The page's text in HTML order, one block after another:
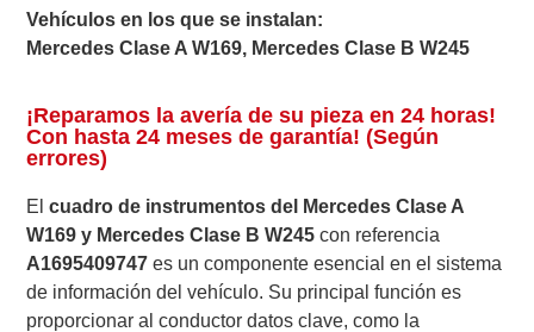
Vehículos en los que se instalan:
Mercedes Clase A W169, Mercedes Clase B W245
¡Reparamos la avería de su pieza en 24 horas!
Con hasta 24 meses de garantía! (Según
errores)
Elcuadro de instrumentos del Mercedes Clase A
W169 y Mercedes Clase B W245con referencia
A1695409747 es un componente esencial en el sistema
de información del vehículo. Su principal función es
proporcionar al conductor datos clave, como la